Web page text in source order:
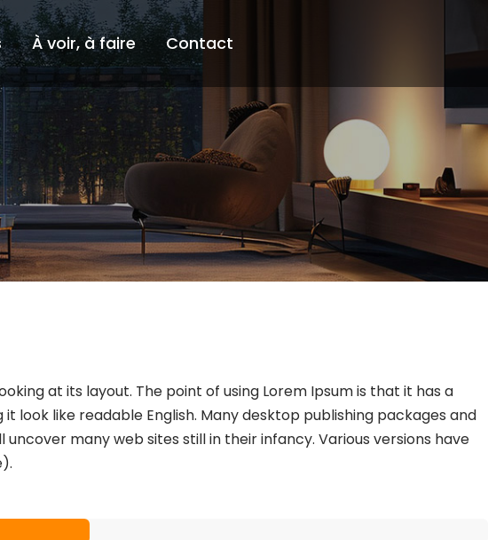
À voir, à faire Contact
at its layout. The point of using Lorem Ipsum is that it has a
look like readable English. Many desktop publishing packages and
many web sites still in their infancy. Various versions have